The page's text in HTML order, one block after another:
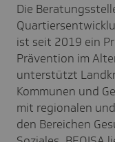
Die
ist seit 2019 ein
Prävention im
unterstützt
Kommunen und
mit regionalen
den Bereichen